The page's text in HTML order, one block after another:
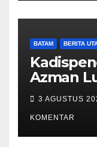
BATAM BERITA
Azman
Pajak
Pajak
hingga
3 AGUSTUS
KOMENTAR